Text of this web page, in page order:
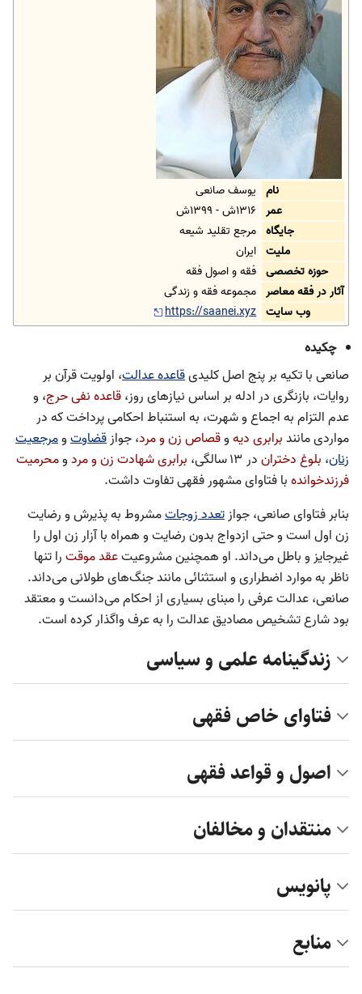
نام یوسف صانعی
عمر ۱۳۱۶ش - ۱۳۹۹ش
جایگاه مرجع تقلید شیعه
ملیت ایران
حوزه تخصصی فقه و اصول فقه
آثار در فقه معاصر مجموعه فقه و زندگی
وب سایت https://saanei.xyz
چکیده
صانعی با تکیه بر پنج اصل کلیدیقاعده عدالت، اولویت قرآن بر
روایات، بازنگری در ادله بر اساس نیازهای روز،قاعده نفی حرج، و
عدم التزام به اجماع و شهرت، به استنباط احکامی پرداخت که در
مواردی مانندبرابری دیهوقصاص زن و مرد، جوازقضاوتومرجعیت
زنان، بلوغ دختراندر ۱۳ سالگی، برابری شهادت زن و مردومحرمیت
فرزندخواندهبا فتاوای مشهور فقهی تفاوت داشت.
بنابر فتاوای صانعی، جوازتعدد زوجاتمشروط به پذیرش و رضایت
زن اول است و حتی ازدواج بدون رضایت و همراه با آزار زن اول را
غیرجایز و باطل می‌داند. او همچنین مشروعیتعقد موقترا تنها
ناظر به موارد اضطراری و استثنائی مانند جنگ‌های طولانی می‌داند.
صانعی، عدالت عرفی را مبنای بسیاری از احکام می‌دانست و معتقد
بود شارع تشخیص مصادیق عدالت را به عرف واگذار کرده است.
زندگینامه علمی و سیاسی
فتاوای خاص فقهی
اصول و قواعد فقهی
منتقدان و مخالفان
پانویس
منابع